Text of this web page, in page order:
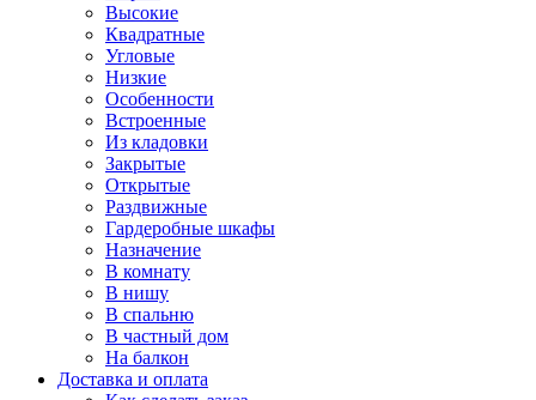
Высокие
Квадратные
Угловые
Низкие
Особенности
Встроенные
Из кладовки
Закрытые
Открытые
Раздвижные
Гардеробные шкафы
Назначение
В комнату
В нишу
В спальню
В частный дом
На балкон
Доставка и оплата